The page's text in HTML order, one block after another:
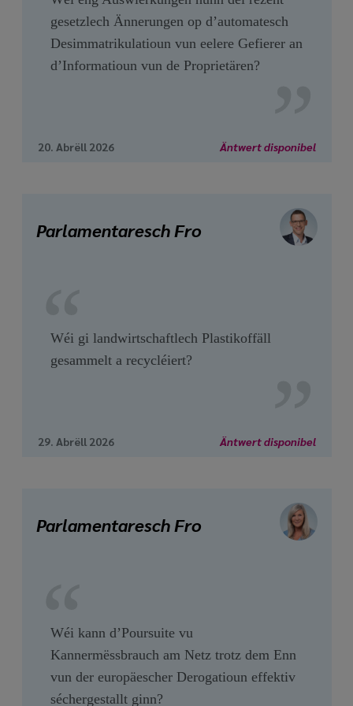
gesetzlech Ännerungen op d’automatesch
Desimmatrikulatioun vun eelere Gefierer an
d’Informatioun vun de Proprietären?
20. Abrëll 2026 Äntwert disponibel
Parlamentaresch Fro
Wéi gi landwirtschaftlech Plastikoffäll
gesammelt a recycléiert?
29. Abrëll 2026 Äntwert disponibel
Parlamentaresch Fro
Wéi kann d’Poursuite vu
Kannermëssbrauch am Netz trotz dem Enn
vun der europäescher Derogatioun effektiv
séchergestallt ginn?